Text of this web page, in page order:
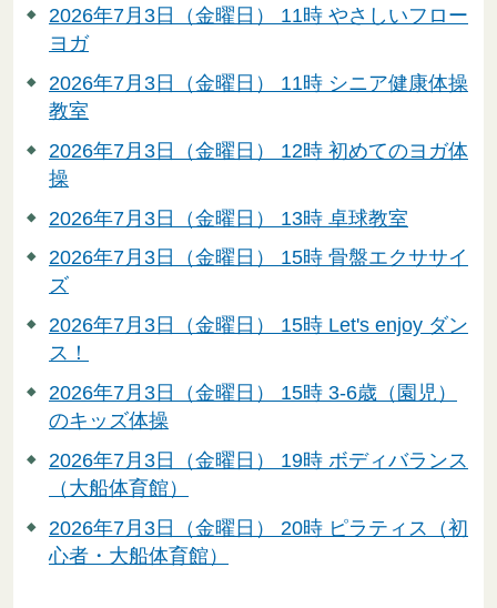
2026年7月3日（金曜日） 11時 やさしいフロー
ヨガ
2026年7月3日（金曜日） 11時 シニア健康体操
教室
2026年7月3日（金曜日） 12時 初めてのヨガ体
操
2026年7月3日（金曜日） 13時 卓球教室
2026年7月3日（金曜日） 15時 骨盤エクササイ
ズ
2026年7月3日（金曜日） 15時 Let's enjoy ダン
ス！
2026年7月3日（金曜日） 15時 3-6歳（園児）
のキッズ体操
2026年7月3日（金曜日） 19時 ボディバランス
（大船体育館）
2026年7月3日（金曜日） 20時 ピラティス（初
心者・大船体育館）